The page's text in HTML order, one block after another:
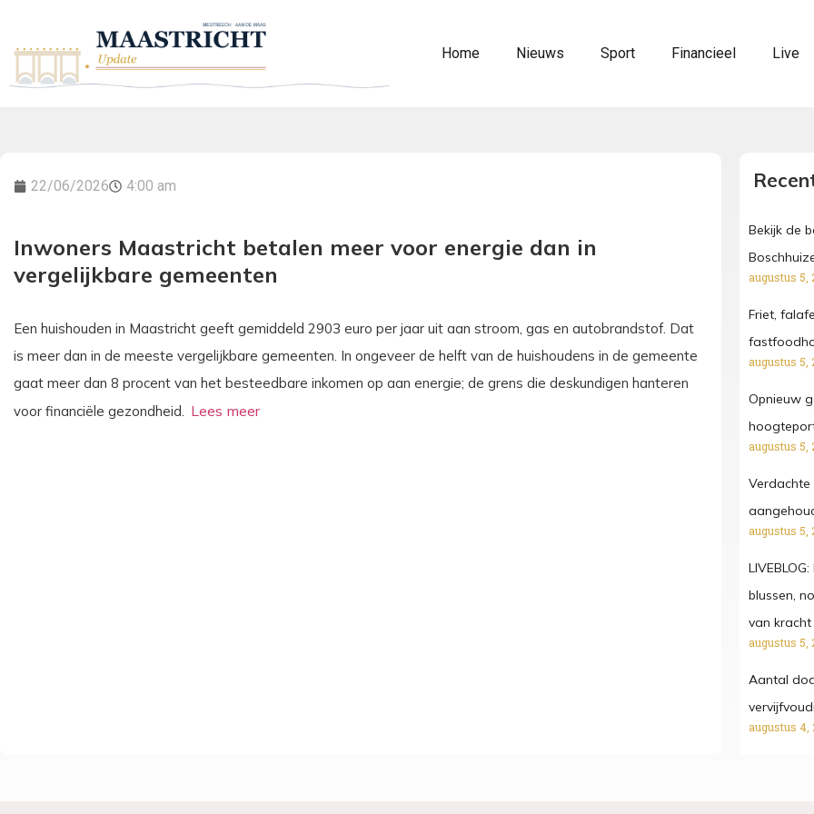
Home Nieuws Sport Financieel Live
22/06/2026 4:00 am
Inwoners Maastricht betalen meer voor energie dan in
vergelijkbare gemeenten
Een huishouden in Maastricht geeft gemiddeld 2903 euro per jaar uit aan stroom, gas en autobrandstof. Dat
is meer dan in de meeste vergelijkbare gemeenten. In ongeveer de helft van de huishoudens in de gemeente
gaat meer dan 8 procent van het besteedbare inkomen op aan energie; de grens die deskundigen hanteren
voor financiële gezondheid.
Bekijk de
augustus 5,
Friet,
augustus 5,
Opnieuw
augustus 5,
augustus 5,
blussen,
van kracht
augustus 5,
Aantal
augustus 4,